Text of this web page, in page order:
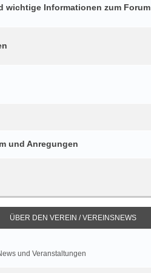
wichtige Informationen zum Forum
und Anregungen
ÜBER DEN VEREIN / VEREINSNEWS
und Veranstaltungen